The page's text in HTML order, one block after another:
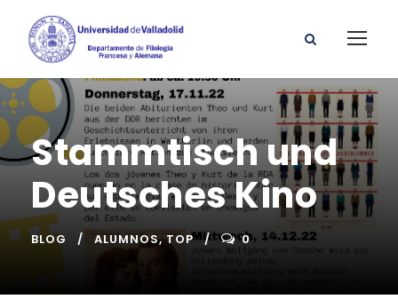
Stammtisch und
Deutsches Kino
BLOG ALUMNOS, TOP 0